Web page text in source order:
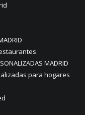
MADRID
para hogares